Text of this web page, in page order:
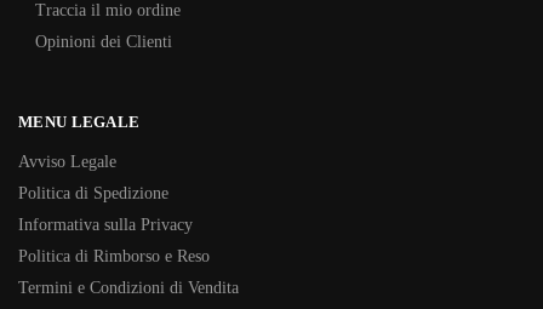
Traccia il mio ordine
Opinioni dei Clienti
MENU LEGALE
Avviso Legale
Politica di Spedizione
Informativa sulla Privacy
Politica di Rimborso e Reso
Termini e Condizioni di Vendita